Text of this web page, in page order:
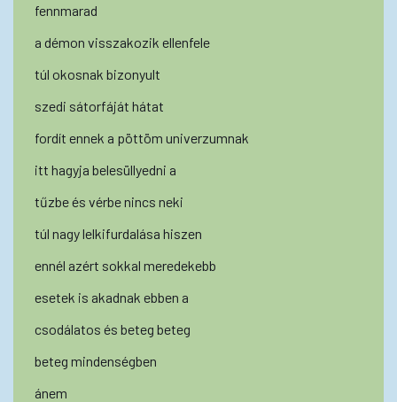
fennmarad
a démon visszakozik ellenfele
túl okosnak bizonyult
szedi sátorfáját hátat
fordít ennek a pöttöm univerzumnak
itt hagyja belesüllyedni a
tűzbe és vérbe nincs neki
túl nagy lelkifurdalása hiszen
ennél azért sokkal meredekebb
esetek is akadnak ebben a
csodálatos és beteg beteg
beteg mindenségben
ánem